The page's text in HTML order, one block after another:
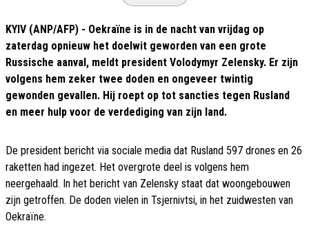
KYIV (ANP/AFP) - Oekraïne is in de nacht van vrijdag op
zaterdag opnieuw het doelwit geworden van een grote
Russische aanval, meldt president Volodymyr Zelensky. Er zijn
volgens hem zeker twee doden en ongeveer twintig
gewonden gevallen. Hij roept op tot sancties tegen Rusland
en meer hulp voor de verdediging van zijn land.
De president bericht via sociale media dat Rusland 597 drones en 26
raketten had ingezet. Het overgrote deel is volgens hem
neergehaald. In het bericht van Zelensky staat dat woongebouwen
zijn getroffen. De doden vielen in Tsjernivtsi, in het zuidwesten van
Oekraïne.